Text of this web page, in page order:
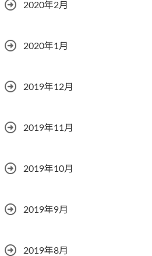
2020年2月
2020年1月
2019年12月
2019年11月
2019年10月
2019年9月
2019年8月